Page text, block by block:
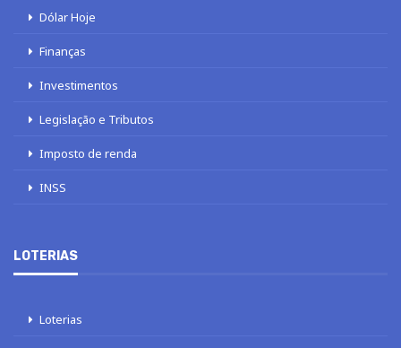
Dólar Hoje
Finanças
Investimentos
Legislação e Tributos
Imposto de renda
INSS
LOTERIAS
Loterias